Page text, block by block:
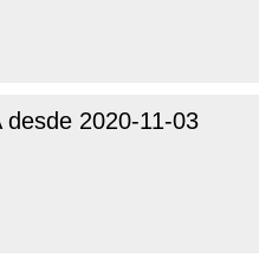
2020-11-03